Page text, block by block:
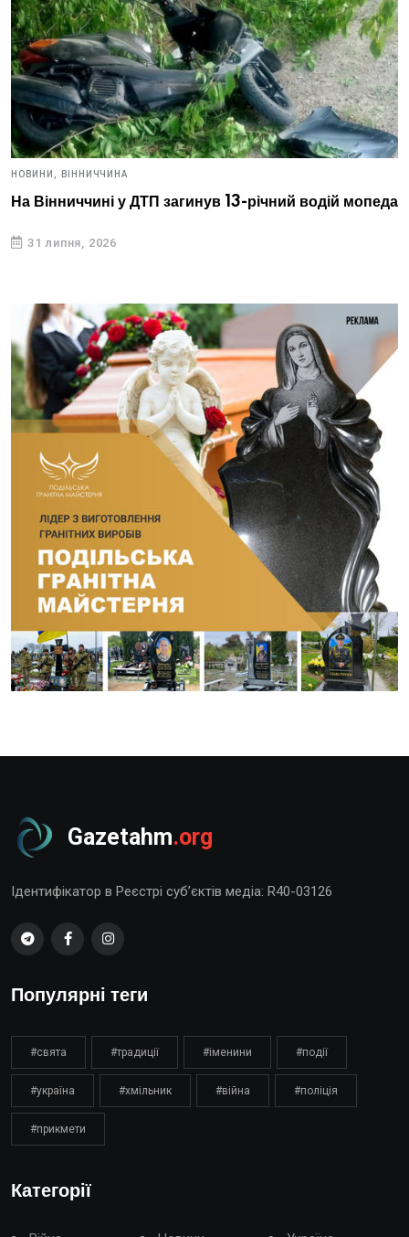
НОВИНИ, ВІННИЧЧИНА
На Вінниччині у ДТП загинув 13-річний водій мопеда
31 липня, 2026
Gazetahm.org
Ідентифікатор в Реєстрі суб’єктів медіа: R40-03126
Популярні теги
#свята #традиції #іменини #події
#україна #хмільник #війна #поліція
#прикмети
Категорії